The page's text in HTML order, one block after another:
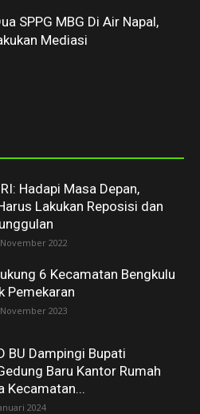
SPPG MBG Di Air Napal,
Mediasi
Hadapi Masa Depan,
Lakukan Reposisi dan
2022
6 Kecamatan Bengkulu
Pemekaran
2023
BU Dampingi Bupati
Baru Kantor Rumah
Kecamatan...
2024